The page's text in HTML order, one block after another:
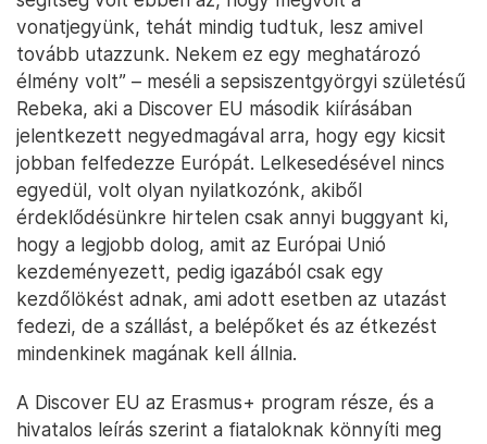
vonatjegyünk, tehát mindig tudtuk, lesz amivel
tovább utazzunk. Nekem ez egy meghatározó
élmény volt” – meséli a sepsiszentgyörgyi születésű
Rebeka, aki a Discover EU második kiírásában
jelentkezett negyedmagával arra, hogy egy kicsit
jobban felfedezze Európát. Lelkesedésével nincs
egyedül, volt olyan nyilatkozónk, akiből
érdeklődésünkre hirtelen csak annyi buggyant ki,
hogy a legjobb dolog, amit az Európai Unió
kezdeményezett, pedig igazából csak egy
kezdőlökést adnak, ami adott esetben az utazást
fedezi, de a szállást, a belépőket és az étkezést
mindenkinek magának kell állnia.
A Discover EU az Erasmus+ program része, és a
hivatalos leírás szerint a fiataloknak könnyíti meg